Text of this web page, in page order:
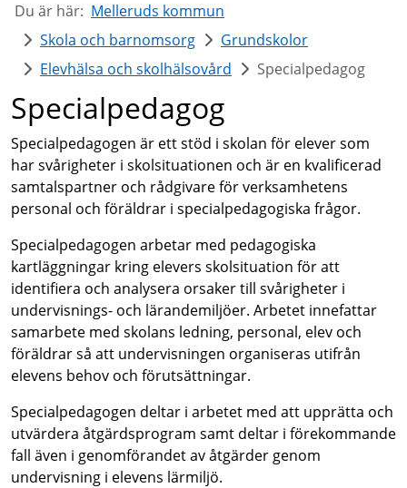
Du är här: Melleruds kommun
Skola och barnomsorg
Grundskolor
Elevhälsa och skolhälsovård
Specialpedagog
Specialpedagog
Specialpedagogen är ett stöd i skolan för elever som
har svårigheter i skolsituationen och är en kvalificerad
samtalspartner och rådgivare för verksamhetens
personal och föräldrar i specialpedagogiska frågor.
Specialpedagogen arbetar med pedagogiska
kartläggningar kring elevers skolsituation för att
identifiera och analysera orsaker till svårigheter i
undervisnings- och lärandemiljöer. Arbetet innefattar
samarbete med skolans ledning, personal, elev och
föräldrar så att undervisningen organiseras utifrån
elevens behov och förutsättningar.
Specialpedagogen deltar i arbetet med att upprätta och
utvärdera åtgärdsprogram samt deltar i förekommande
fall även i genomförandet av åtgärder genom
undervisning i elevens lärmiljö.